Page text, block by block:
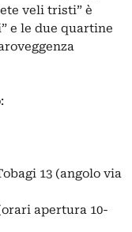
veli tristi” è
e le due quartine
13 (angolo via
apertura 10-